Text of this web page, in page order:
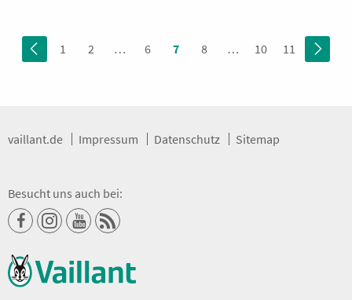
1 2 … 6 7 8 … 10 11
vaillant.de Impressum Datenschutz Sitemap
Besucht uns auch bei:
bei
Facebook
bei
Instagram
bei
Youtube
Feed